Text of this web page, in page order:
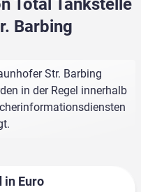
Total Tankstelle
Barbing
Str. Barbing
in der Regel innerhalb
in Euro